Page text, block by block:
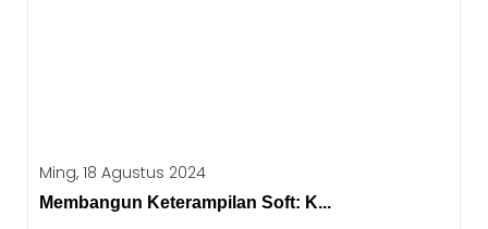
Ming, 18 Agustus 2024
Membangun Keterampilan Soft: K...